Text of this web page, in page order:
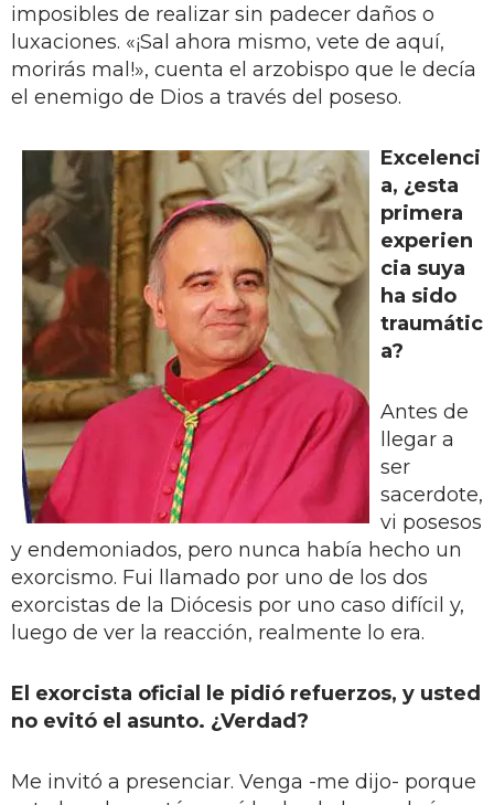
imposibles de realizar sin padecer daños o
luxaciones. «¡Sal ahora mismo, vete de aquí,
morirás mal!», cuenta el arzobispo que le decía
el enemigo de Dios a través del poseso.
Excelenci
a, ¿esta
primera
experien
cia suya
ha sido
traumátic
a?
Antes de
llegar a
ser
sacerdote,
vi posesos
y endemoniados, pero nunca había hecho un
exorcismo. Fui llamado por uno de los dos
exorcistas de la Diócesis por uno caso difícil y,
luego de ver la reacción, realmente lo era.
El exorcista oficial le pidió refuerzos, y usted
no evitó el asunto. ¿Verdad?
Me invitó a presenciar. Venga -me dijo- porque